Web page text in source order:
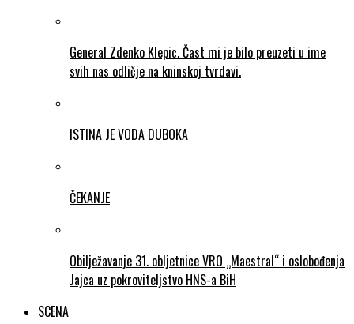
General Zdenko Klepic. Čast mi je bilo preuzeti u ime
svih nas odličje na kninskoj tvrdavi.
ISTINA JE VODA DUBOKA
ČEKANJE
Obilježavanje 31. obljetnice VRO „Maestral“ i oslobođenja
Jajca uz pokroviteljstvo HNS-a BiH
SCENA